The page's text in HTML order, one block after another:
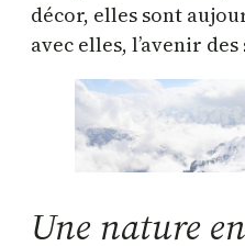
décor, elles sont
avec elles, l’avenir
Une nature